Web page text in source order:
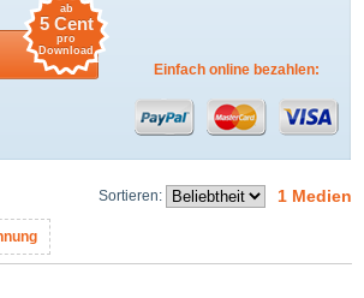
ab
5 Cent
pro
Download
Einfach online bezahlen:
Sortieren: 1 Medien